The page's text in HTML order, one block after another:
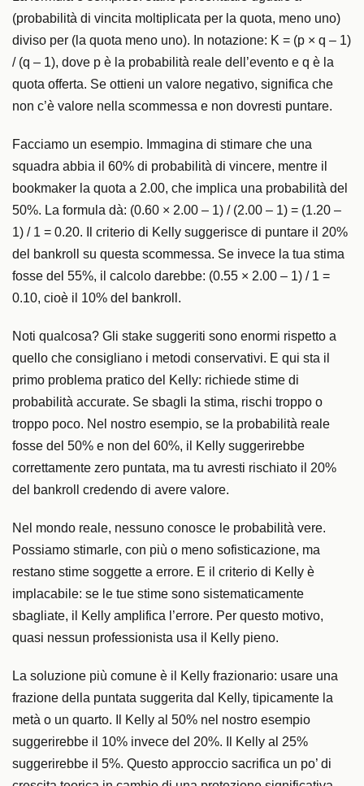
(probabilità di vincita moltiplicata per la quota, meno uno)
diviso per (la quota meno uno). In notazione: K = (p × q – 1)
/ (q – 1), dove p è la probabilità reale dell’evento e q è la
quota offerta. Se ottieni un valore negativo, significa che
non c’è valore nella scommessa e non dovresti puntare.
Facciamo un esempio. Immagina di stimare che una
squadra abbia il 60% di probabilità di vincere, mentre il
bookmaker la quota a 2.00, che implica una probabilità del
50%. La formula dà: (0.60 × 2.00 – 1) / (2.00 – 1) = (1.20 –
1) / 1 = 0.20. Il criterio di Kelly suggerisce di puntare il 20%
del bankroll su questa scommessa. Se invece la tua stima
fosse del 55%, il calcolo darebbe: (0.55 × 2.00 – 1) / 1 =
0.10, cioè il 10% del bankroll.
Noti qualcosa? Gli stake suggeriti sono enormi rispetto a
quello che consigliano i metodi conservativi. E qui sta il
primo problema pratico del Kelly: richiede stime di
probabilità accurate. Se sbagli la stima, rischi troppo o
troppo poco. Nel nostro esempio, se la probabilità reale
fosse del 50% e non del 60%, il Kelly suggerirebbe
correttamente zero puntata, ma tu avresti rischiato il 20%
del bankroll credendo di avere valore.
Nel mondo reale, nessuno conosce le probabilità vere.
Possiamo stimarle, con più o meno sofisticazione, ma
restano stime soggette a errore. E il criterio di Kelly è
implacabile: se le tue stime sono sistematicamente
sbagliate, il Kelly amplifica l’errore. Per questo motivo,
quasi nessun professionista usa il Kelly pieno.
La soluzione più comune è il Kelly frazionario: usare una
frazione della puntata suggerita dal Kelly, tipicamente la
metà o un quarto. Il Kelly al 50% nel nostro esempio
suggerirebbe il 10% invece del 20%. Il Kelly al 25%
suggerirebbe il 5%. Questo approccio sacrifica un po’ di